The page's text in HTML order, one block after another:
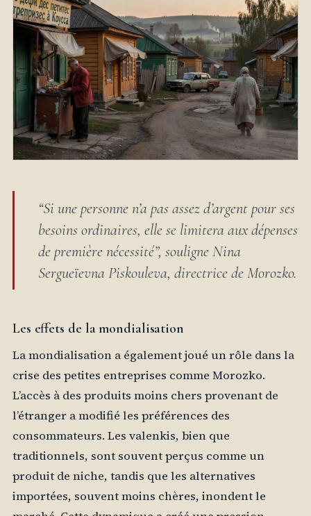
“Si une personne n’a pas assez d’argent pour ses
besoins ordinaires, elle se limitera aux dépenses
de première nécessité”, souligne Nina
Sergueïevna Piskouleva, directrice de Morozko.
Les effets de la mondialisation
La mondialisation a également joué un rôle dans la
crise des petites entreprises comme Morozko.
L’accès à des produits moins chers provenant de
l’étranger a modifié les préférences des
consommateurs. Les valenkis, bien que
traditionnels, sont souvent perçus comme un
produit de niche, tandis que les alternatives
importées, souvent moins chères, inondent le